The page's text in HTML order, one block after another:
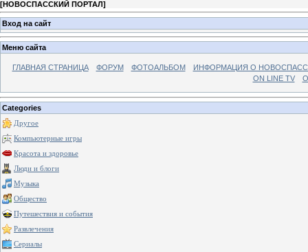
[НОВОСПАССКИЙ ПОРТАЛ]
Вход на сайт
Меню сайта
ГЛАВНАЯ СТРАНИЦА ФОРУМ ФОТОАЛЬБОМ
ИНФОРМАЦИЯ О
ON LINE TV
Categories
Другое
Компьютерные игры
Красота и здоровье
Люди и блоги
Музыка
Общество
Путешествия и события
Развлечения
Сериалы